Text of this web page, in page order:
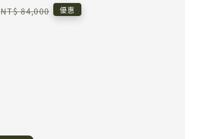
Regular
NT$ 84,000 優惠